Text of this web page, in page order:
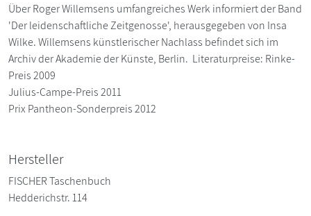
Über Roger Willemsens umfangreiches Werk informiert der Band
'Der leidenschaftliche Zeitgenosse', herausgegeben von Insa
Wilke. Willemsens künstlerischer Nachlass befindet sich im
Archiv der Akademie der Künste, Berlin. Literaturpreise: Rinke-
Preis 2009
Julius-Campe-Preis 2011
Prix Pantheon-Sonderpreis 2012
Hersteller
FISCHER Taschenbuch
Hedderichstr. 114